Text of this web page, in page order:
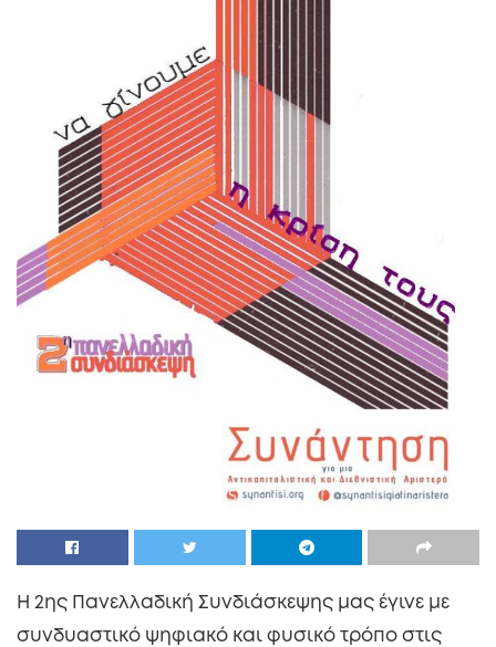
Η 2ης Πανελλαδική Συνδιάσκεψης μας έγινε με
συνδυαστικό ψηφιακό και φυσικό τρόπο στις